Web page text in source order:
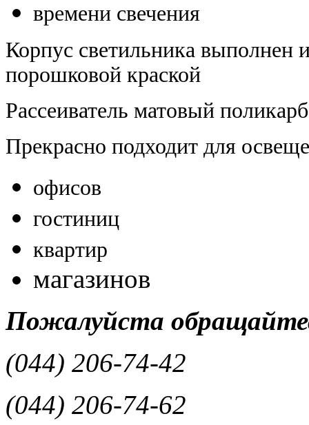
времени свечения
Корпус светильника выполнен
порошковой краской
Рассеиватель матовый
Прекрасно подходит для
офисов
гостиниц
квартир
магазинов
Пожалуйста
(044) 206-74-42
(044) 206-74-62